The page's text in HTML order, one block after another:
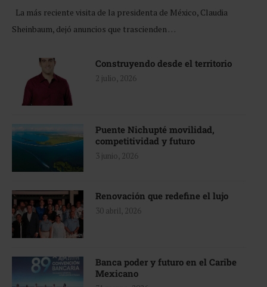
La más reciente visita de la presidenta de México, Claudia
Sheinbaum, dejó anuncios que trascienden …
Construyendo desde el territorio
2 julio, 2026
Puente Nichupté movilidad,
competitividad y futuro
3 junio, 2026
Renovación que redefine el lujo
30 abril, 2026
Banca poder y futuro en el Caribe
Mexicano